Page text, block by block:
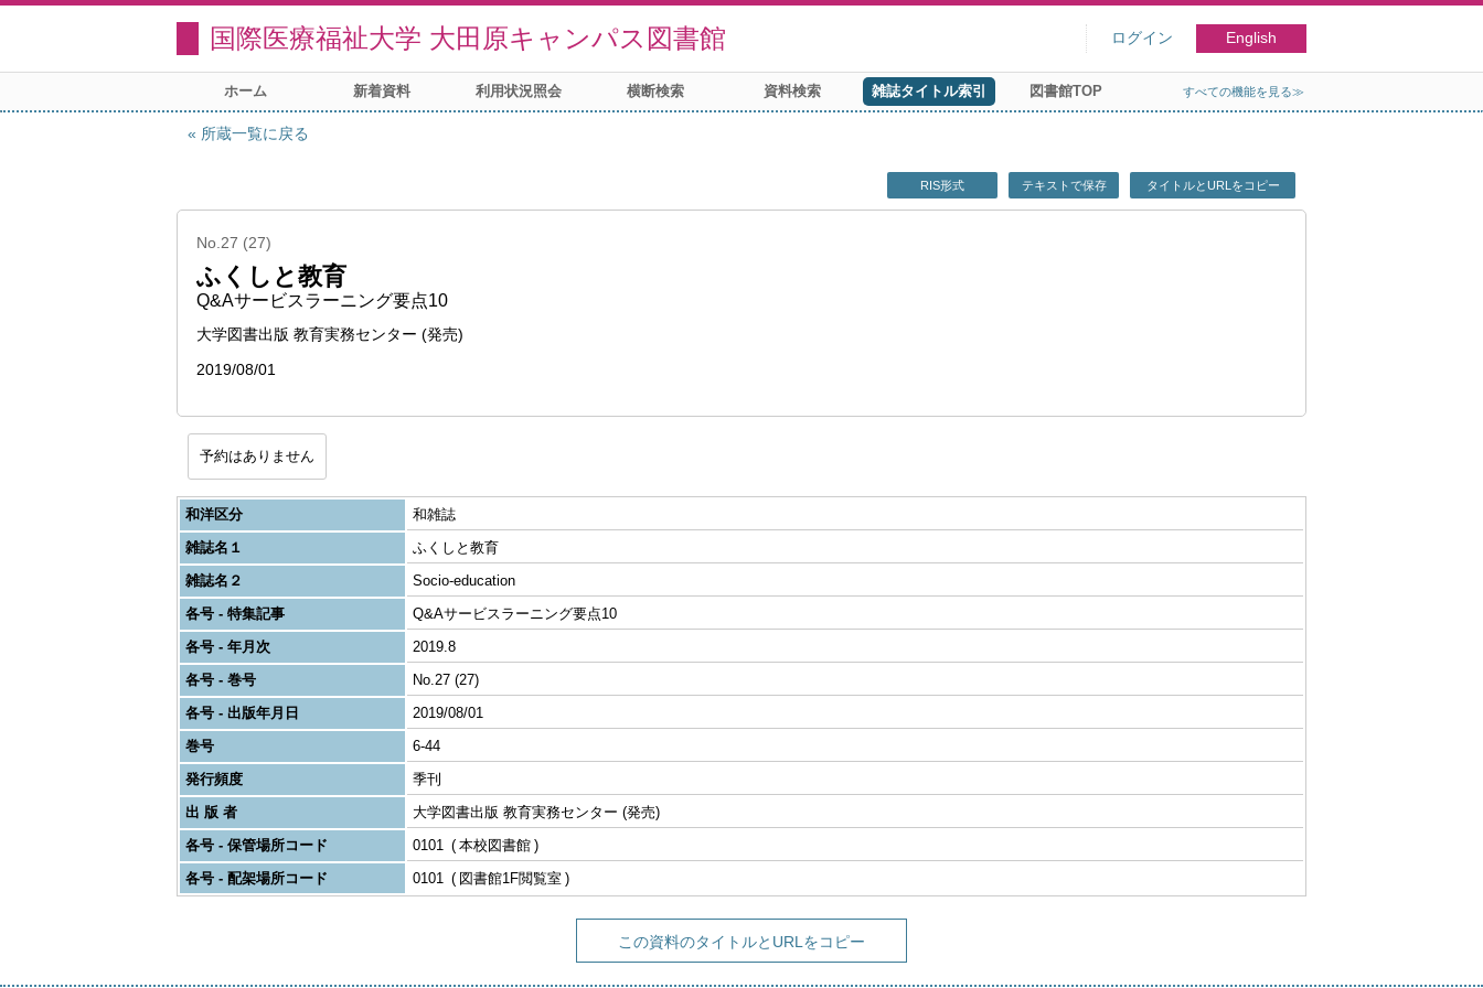
国際医療福祉大学 大田原キャンパス図書館 ログイン English
ホーム 新着資料 利用状況照会 横断検索 資料検索 雑誌タイトル索引 図書館TOP すべての機能を見る≫
所蔵一覧に戻る
RIS形式 テキストで保存 タイトルとURLをコピー
No.27 (27)
ふくしと教育
Q&Aサービスラーニング要点10
大学図書出版 教育実務センター (発売)
2019/08/01
予約はありません
和洋区分
和雑誌
雑誌名１
ふくしと教育
雑誌名２
Socio-education
各号 - 特集記事
Q&Aサービスラーニング要点10
各号 - 年月次
2019.8
各号 - 巻号
No.27 (27)
各号 - 出版年月日
2019/08/01
巻号
6-44
発行頻度
季刊
出 版 者
大学図書出版 教育実務センター (発売)
各号 - 保管場所コード
0101
本校図書館
各号 - 配架場所コード
0101 図書館1F閲覧室
この資料のタイトルとURLをコピー